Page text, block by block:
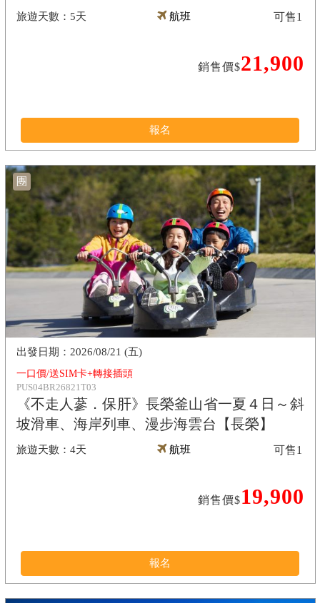
5天 航班
銷售價$21,900
可售1
報名
團
一口價/送SIM卡+轉接插頭
PUS04BR26821T03
《不走人蔘．保肝》長榮釜山省一夏４日～斜
坡滑車、海岸列車、漫步海雲台【長榮】
4天
2026/08/21 (五)
航班
銷售價$19,900
可售1
報名